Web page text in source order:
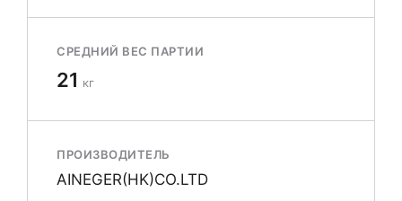
СРЕДНИЙ ВЕС ПАРТИИ
21 кг
ПРОИЗВОДИТЕЛЬ
AINEGER(HK)CO.LTD